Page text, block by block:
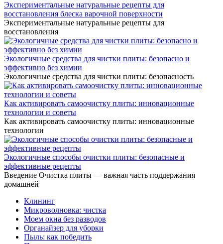
Экспериментальные натуральные рецепты для
восстановления блеска варочной поверхности
Экспериментальные натуральные рецепты для
восстановления
Экологичные средства для чистки плиты: безопасно и
эффективно без химии
Экологичные средства для чистки плиты: безопасность
Как активировать самоочистку плиты: инновационные
технологии и советы
Как активировать самоочистку плиты: инновационные
технологии
Экологичные способы очистки плиты: безопасные и
эффективные рецепты
Введение Очистка плиты — важная часть поддержания
домашней
Клининг
Микроволновка: чистка
Моем окна без разводов
Органайзер для уборки
Пыль: как победить